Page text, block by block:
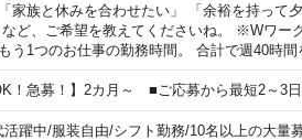
家族と休みを合わせたい」 「余裕を持って
ど、ご希望を教えてくださいね。 ※Wワー
う1つのお仕事の勤務時間。 合計で週40時間
！急募！】2カ月～ ■ご応募から最短2～3
活躍中/服装自由/シフト勤務/10名以上の大量